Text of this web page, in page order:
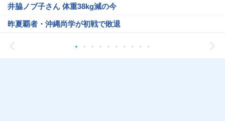
井脇ノブ子さん 体重38kg減の今
昨夏覇者・沖縄尚学が初戦で敗退